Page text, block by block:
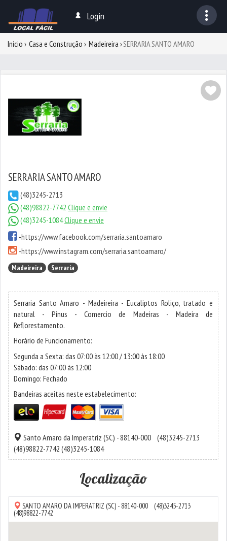
Login
Início Casa e Construção Madeireira SERRARIA SANTO AMARO
SERRARIA SANTO AMARO
(48)3245-2713
(48)98822-7742 Clique e envie
(48)3245-1084Clique e envie
-https://www.facebook.com/serraria.santoamaro
-https://www.instagram.com/serraria.santoamaro/
Madeireira Serraria
Serraria Santo Amaro - Madeireira - Eucaliptos Roliço, tratado e
natural - Pinus - Comercio de Madeiras - Madeira de
Reflorestamento.
Horário de Funcionamento:
Segunda a Sexta: das 07:00 às 12:00 / 13:00 às 18:00
Sábado: das 07:00 às 12:00
Domingo: Fechado
Bandeiras aceitas neste estabelecimento:
Santo Amaro da Imperatriz (SC) - 88140-000 (48)3245-2713
(48)98822-7742 (48)3245-1084
Localização
SANTO AMARO DA IMPERATRIZ (SC) - 88140-000 (48)3245-2713
(48)98822-7742